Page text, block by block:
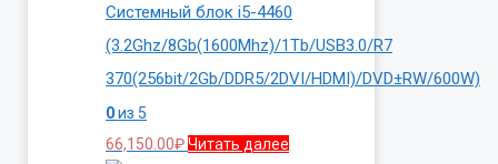
Системный блок i5-4460
(3.2Ghz/8Gb(1600Mhz)/1Tb/USB3.0/R7
370(256bit/2Gb/DDR5/2DVI/HDMI)/DVD±RW/600W)
0из 5
66,150.00₽Читать далее